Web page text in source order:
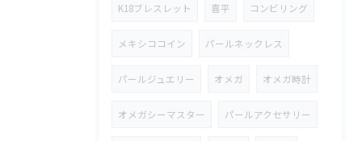
K18ブレスレット 喜平 コンビリング
メキシココイン パールネックレス
パールジュエリー オメガ オメガ時計
オメガシーマスター パールアクセサリー